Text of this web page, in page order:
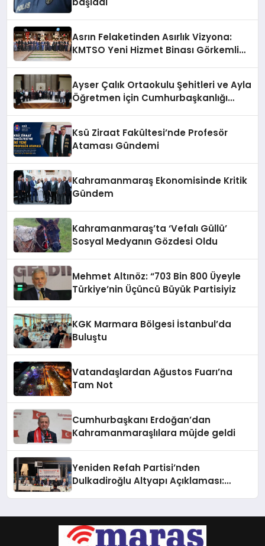
Asrın Felaketinden Asırlık Vizyona:
KMTSO Yeni Hizmet Binası Görkemli
Ayser Çalık Ortaokulu Şehitleri ve Ayla
Öğretmen İçin Cumhurbaşkanlığı
Ksü Ziraat Fakültesi’nde Profesör
Ataması Gündemi
Kahramanmaraş Ekonomisinde Kritik
Gündem
Kahramanmaraş’ta ‘Vefalı Güllü’
Sosyal Medyanın Gözdesi Oldu
Mehmet Altınöz: “703 Bin 800 Üyeyle
Türkiye’nin Üçüncü Büyük Partisiyiz
KGK Marmara Bölgesi İstanbul’da
Buluştu
Vatandaşlardan Ağustos Fuarı’na
Tam Not
Cumhurbaşkanı Erdoğan’dan
Kahramanmaraşlılara müjde geldi
Yeniden Refah Partisi’nden
Dulkadiroğlu Altyapı Açıklaması: